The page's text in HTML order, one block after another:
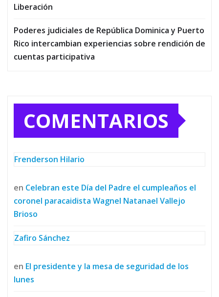
Liberación
Poderes judiciales de República Dominica y Puerto
Rico intercambian experiencias sobre rendición de
cuentas participativa
COMENTARIOS
Frenderson Hilario
en Celebran este Día del Padre el cumpleaños el
coronel paracaidista Wagnel Natanael Vallejo
Brioso
Zafiro Sánchez
en El presidente y la mesa de seguridad de los
lunes